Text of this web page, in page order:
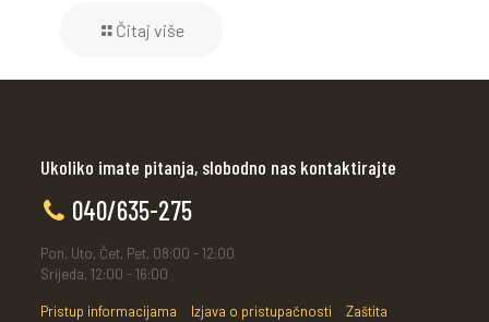
Čitaj više
Ukoliko imate pitanja, slobodno nas kontaktirajte
040/635-275
Pon, Uto, Čet, Pet, 08:00 - 12:00
Srijeda, 12:00 - 16:00
Pristup informacijama Izjava o pristupačnosti
Zaštita